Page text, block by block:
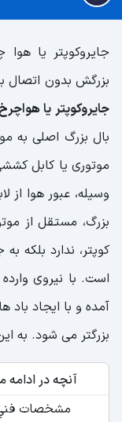
جايروكوپتر يا
بزرگش بدون اتصال
جايروكوپتر يا
بال بزرگ اصلی به
موتوری يا كابل
وسيله، عبور هوا از
بزرگ، مستقل از
كوپتر، ندارد بلكه
است. با نيروی
آمده و با ايجاد
بزرگتر می شود. به
آنچه در
مشخصات فني